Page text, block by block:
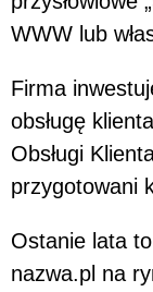
WWW lub
Firma
obsługę
Obsługi
przygotowani
Ostanie lata
nazwa.pl na